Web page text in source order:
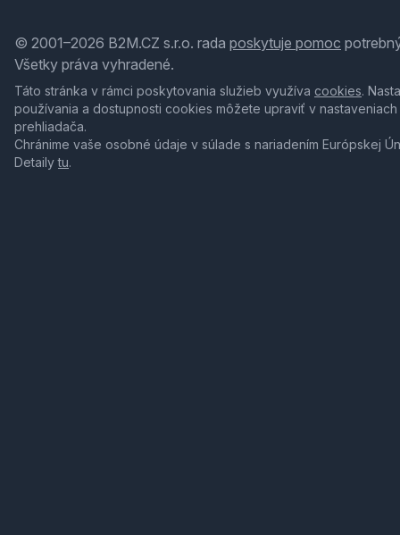
© 2001–2026 B2M.CZ s.r.o. rada poskytuje pomoc
Všetky práva vyhradené.
Táto stránka v rámci poskytovania služieb využíva cookies.
používania a dostupnosti cookies môžete upraviť v nastaveniach
prehliadača.
Chránime vaše osobné údaje v súlade s nariadením Európskej
Detailytu.